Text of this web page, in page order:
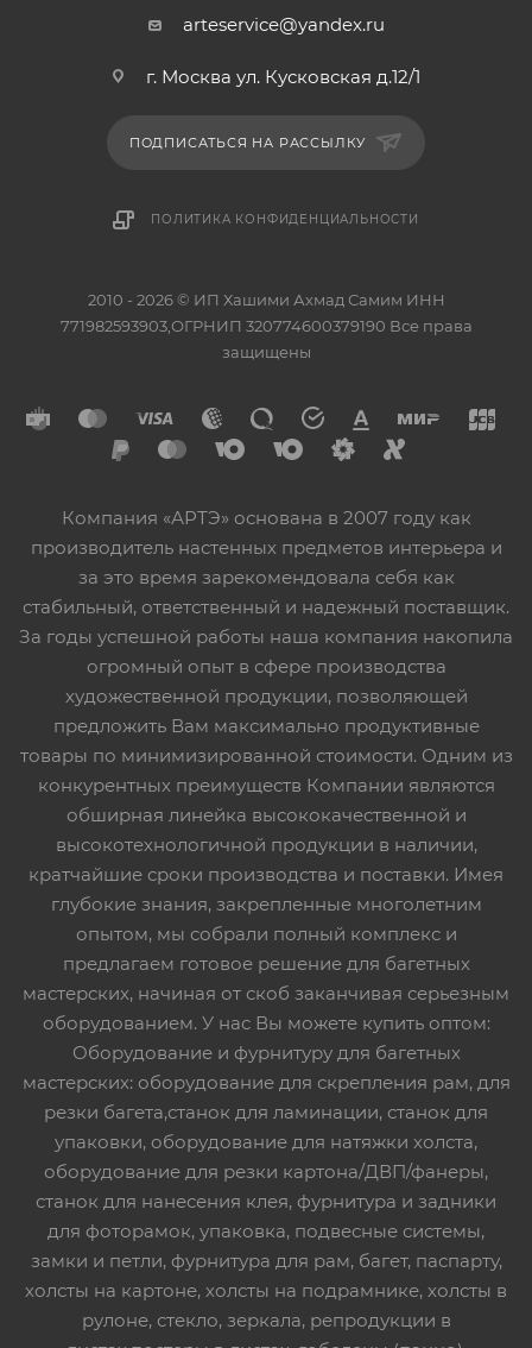
arteservice@yandex.ru
г. Москва ул. Кусковская д.12/1
ПОДПИСАТЬСЯ НА РАССЫЛКУ
ПОЛИТИКА КОНФИДЕНЦИАЛЬНОСТИ
2010 - 2026 © ИП Хашими Ахмад Самим ИНН
771982593903,ОГРНИП 320774600379190 Все права
защищены
Компания «АРТЭ» основана в 2007 году как
производитель настенных предметов интерьера и
за это время зарекомендовала себя как
стабильный, ответственный и надежный поставщик.
За годы успешной работы наша компания накопила
огромный опыт в сфере производства
художественной продукции, позволяющей
предложить Вам максимально продуктивные
товары по минимизированной стоимости. Одним из
конкурентных преимуществ Компании являются
обширная линейка высококачественной и
высокотехнологичной продукции в наличии,
кратчайшие сроки производства и поставки. Имея
глубокие знания, закрепленные многолетним
опытом, мы собрали полный комплекс и
предлагаем готовое решение для багетных
мастерских, начиная от скоб заканчивая серьезным
оборудованием. У нас Вы можете купить оптом:
Оборудование и фурнитуру для багетных
мастерских: оборудование для скрепления рам, для
резки багета,станок для ламинации, станок для
упаковки, оборудование для натяжки холста,
оборудование для резки картона/ДВП/фанеры,
станок для нанесения клея, фурнитура и задники
для фоторамок, упаковка, подвесные системы,
замки и петли, фурнитура для рам, багет, паспарту,
холсты на картоне, холсты на подрамнике, холсты в
рулоне, стекло, зеркала, репродукции в